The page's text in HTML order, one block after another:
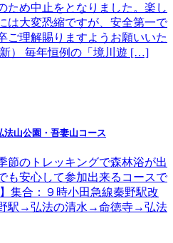
め中止をとなりました。楽し
は大変恐縮ですが、安全第一で
ご理解賜りますようお願いいた
新） 毎年恒例の「境川遊 […]
山公園・吾妻山コース
節のトレッキングで森林浴が出
も安心して参加出来るコースで
集合：９時小田急線秦野駅改
駅→弘法の清水→命徳寺→弘法